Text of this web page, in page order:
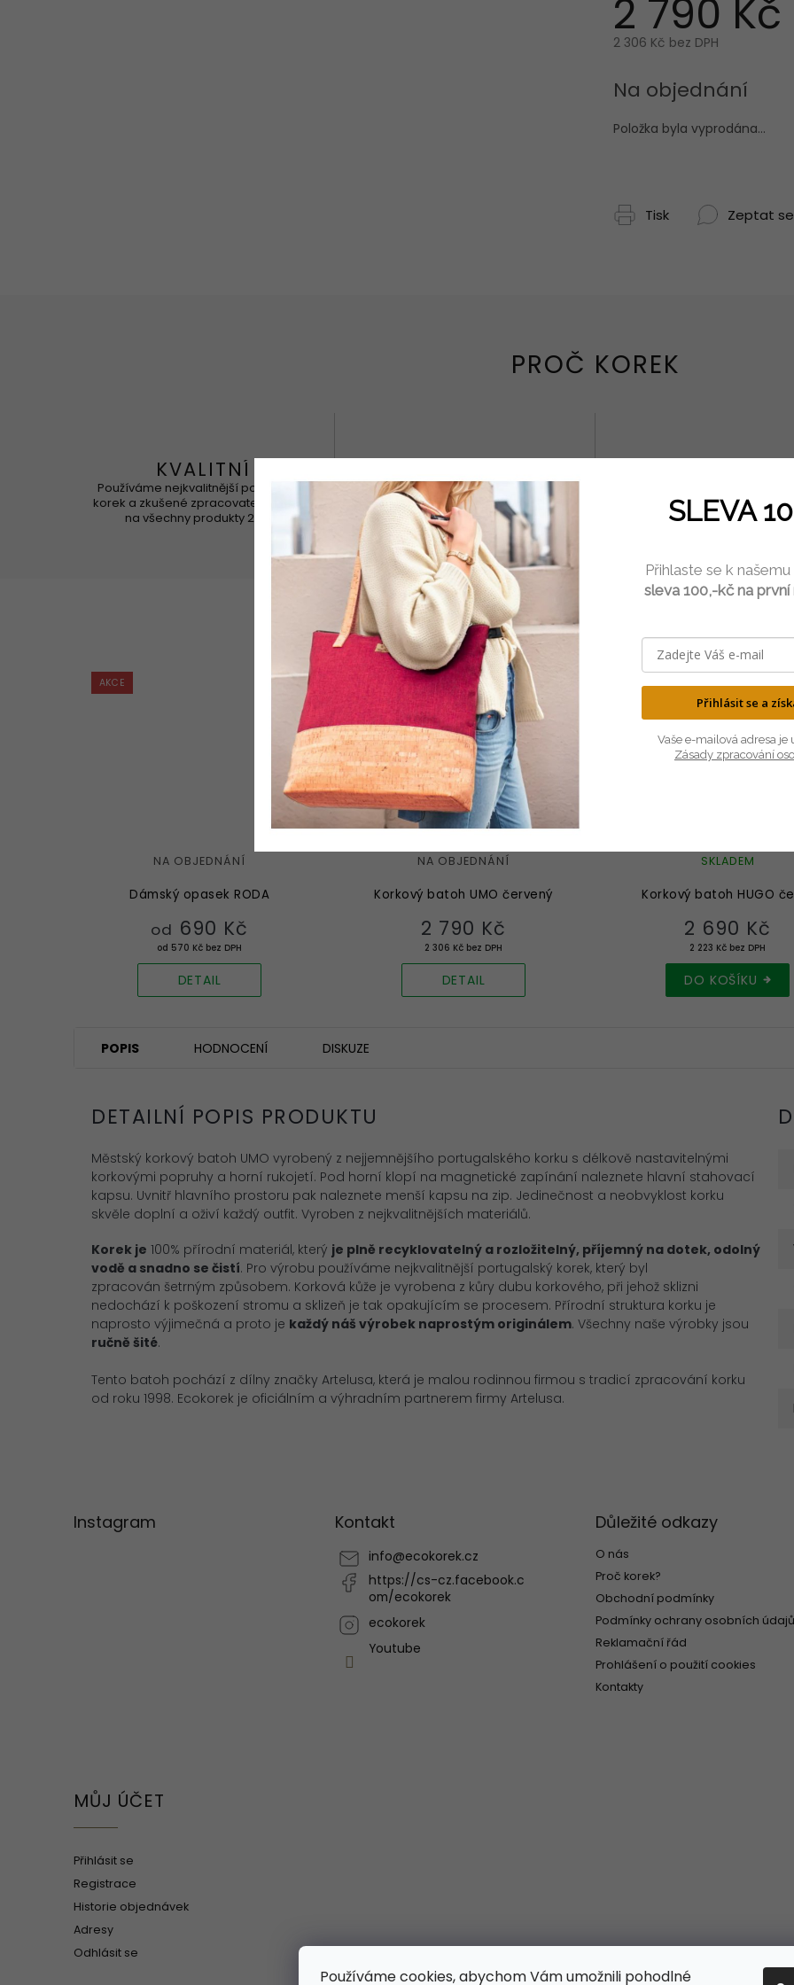
Používáme cookies, abychom Vám umožnili pohodlné
2 790 Kč
2 306 Kč bez DPH
cena:
Na objednání
Položka byla vyprodána…
Tisk Zeptat se
KVALITNÍ
Používáme nejkvalitnější portugalský
korek a zkušené zpracovatele. Záruka
na všechny produkty 2 roky
Korek je neuvěřitelně lehký, ale velmi
odolný materiál.
100% přírodní a
SOUVISEJÍCÍ PRODUKTY
AKCE
Dámský opasek RODA
NA OBJEDNÁNÍ
od 570 Kč bez DPH
od 690 Kč
DETAIL
Korkový batoh UMO červený
NA OBJEDNÁNÍ
2 306 Kč bez DPH
2 790 Kč
DETAIL
Korkový batoh HUGO
SKLADEM
2 223 Kč bez DPH
2 690 Kč
DO KOŠÍKU
POPIS HODNOCENÍ DISKUZE
DETAILNÍ POPIS PRODUKTU
Městský korkový batoh UMO vyrobený z nejjemnějšího portugalského korku s délkově nastavitelnými
korkovými popruhy a horní rukojetí. Pod horní klopí na magnetické zapínání naleznete hlavní stahovací
kapsu. Uvnitř hlavního prostoru pak naleznete menší kapsu na zip. Jedinečnost a neobvyklost korku
skvěle doplní a oživí každý outfit. Vyroben z nejkvalitnějších materiálů.
Korek je 100% přírodní materiál, který je plně recyklovatelný a rozložitelný, příjemný na dotek, odolný
vodě a snadno se čistí. Pro výrobu používáme nejkvalitnější portugalský korek, který byl
zpracován šetrným způsobem. Korková kůže je vyrobena z kůry dubu korkového, při jehož sklizni
nedochází k poškození stromu a sklizeň je tak opakujícím se procesem. Přírodní struktura korku je
naprosto výjimečná a proto je každý náš výrobek naprostým originálem. Všechny naše výrobky jsou
ručně šité.
Tento batoh pochází z dílny značky Artelusa, která je malou rodinnou firmou s tradicí zpracování korku
od roku 1998. Ecokorek je oficiálním a výhradním partnerem firmy Artelusa.
Instagram Kontakt
info@ecokorek.cz
https://cs-cz.facebook.c
om/ecokorek
ecokorek
Youtube
Důležité odkazy
O nás
Proč korek?
Obchodní podmínky
Podmínky ochrany osobních údajů
Reklamační řád
Prohlášení o použití cookies
Kontakty
MŮJ ÚČET
Přihlásit se
Registrace
Historie objednávek
Adresy
Odhlásit se
SLEVA
Přihlaste se k
sleva 100,-kč na první
Přihlásit se a
Vaše e-mailová adresa je
Zásady zpracování